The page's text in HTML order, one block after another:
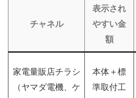
チャネル
表示され
やすい金
額
家電量販店チラシ
（ヤマダ電機、ケ
本体＋標
準取付工